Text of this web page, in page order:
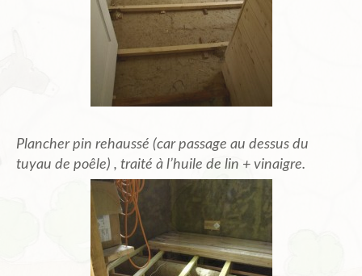
Plancher pin rehaussé (car passage au dessus du
tuyau de poêle) , traité à l’huile de lin + vinaigre.